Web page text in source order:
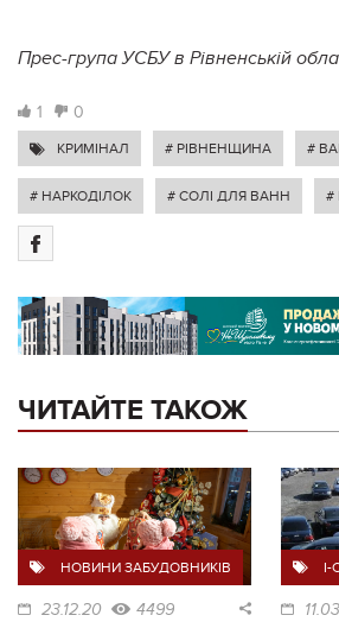
Прес-група УСБУ в Рівненській
1 0
КРИМІНАЛ # РІВНЕНЩИНА #
# НАРКОДІЛОК # СОЛІ ДЛЯ ВАНН #
ЧИТАЙТЕ ТАКОЖ
НОВИНИ ЗАБУДОВНИКІВ
23.12.20 4499
I-